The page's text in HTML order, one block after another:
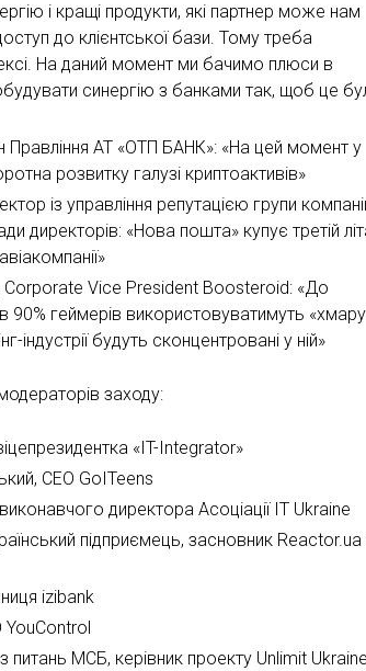
і кращі продукти, які партнер може нам
до клієнтської бази. Тому треба
На даний момент ми бачимо плюси в
синергію з банками так, щоб це
Правління АТ «ОТП БАНК»: «На цей момент у
розвитку галузі криптоактивів»
із управління репутацією групи
директорів: «Нова пошта» купує третій
Corporate Vice President Boosteroid: «До
90% геймерів використовуватимуть
індустрії будуть сконцентровані у ній»
заходу:
«IT-Integrator»
CEO GoITeens
директора Асоціації IT Ukraine
підприємець, засновник Reactor.ua
izibank
питань МСБ, керівник проекту Unlimit